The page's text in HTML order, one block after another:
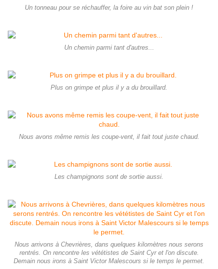
Un tonneau pour se réchauffer, la foire au vin bat son plein !
Un chemin parmi tant d'autres...
Plus on grimpe et plus il y a du brouillard.
Nous avons même remis les coupe-vent, il fait tout juste chaud.
Les champignons sont de sortie aussi.
Nous arrivons à Chevrières, dans quelques kilomètres nous serons
rentrés. On rencontre les vététistes de Saint Cyr et l'on discute.
Demain nous irons à Saint Victor Malescours si le temps le permet.